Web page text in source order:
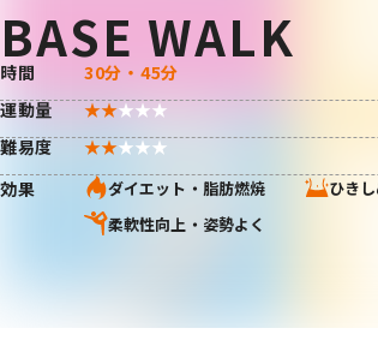
BASE WALK
時間
30分・45分
運動量
難易度
効果